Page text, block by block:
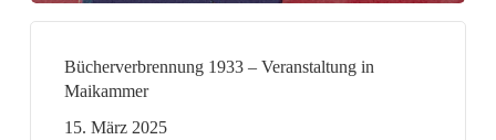
Bücherverbrennung 1933 – Veranstaltung in
Maikammer
15. März 2025